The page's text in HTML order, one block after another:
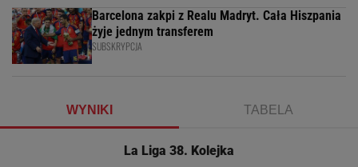
Barcelona zakpi z Realu Madryt. Cała Hiszpania
żyje jednym transferem
SUBSKRYPCJA
WYNIKI TABELA
La Liga 38. Kolejka